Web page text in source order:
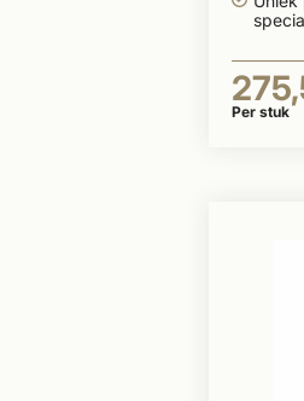
Per stuk